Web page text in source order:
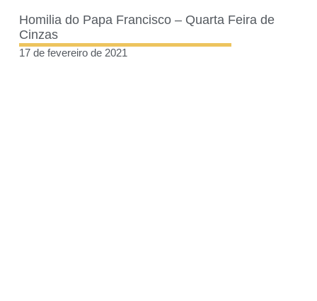
Homilia do Papa Francisco – Quarta Feira de
Cinzas
17 de fevereiro de 2021